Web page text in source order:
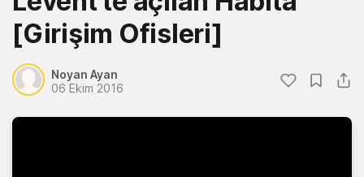
[Girişim Ofisleri]
Noyan Ayan
06 Ekim 2016